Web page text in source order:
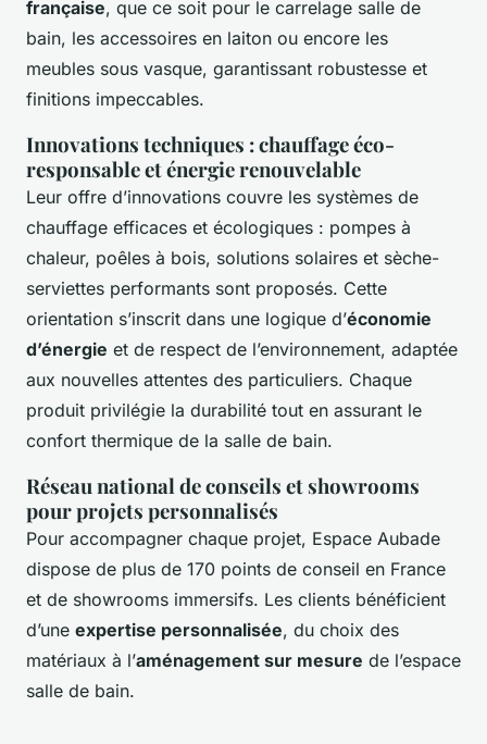
française, que ce soit pour le carrelage salle de
bain, les accessoires en laiton ou encore les
meubles sous vasque, garantissant robustesse et
finitions impeccables.
Innovations techniques : chauffage éco-
responsable et énergie renouvelable
Leur offre d’innovations couvre les systèmes de
chauffage efficaces et écologiques : pompes à
chaleur, poêles à bois, solutions solaires et sèche-
serviettes performants sont proposés. Cette
orientation s’inscrit dans une logique d’économie
d’énergie et de respect de l’environnement, adaptée
aux nouvelles attentes des particuliers. Chaque
produit privilégie la durabilité tout en assurant le
confort thermique de la salle de bain.
Réseau national de conseils et showrooms
pour projets personnalisés
Pour accompagner chaque projet, Espace Aubade
dispose de plus de 170 points de conseil en France
et de showrooms immersifs. Les clients bénéficient
d’une expertise personnalisée, du choix des
matériaux à l’aménagement sur mesure de l’espace
salle de bain.